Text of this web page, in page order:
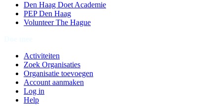
Den Haag Doet Academie
PEP Den Haag
Volunteer The Hague
Activiteiten
Zoek Organisaties
Organisatie toevoegen
Account aanmaken
Log in
Help